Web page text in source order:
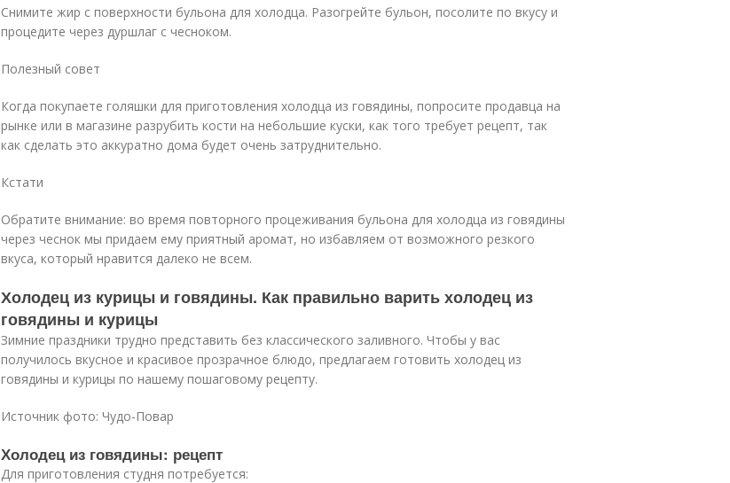
Снимите жир с поверхности бульона для холодца. Разогрейте бульон, посолите по вкусу и
процедите через дуршлаг с чесноком.
Полезный совет
Когда покупаете голяшки для приготовления холодца из говядины, попросите продавца на
рынке или в магазине разрубить кости на небольшие куски, как того требует рецепт, так
как сделать это аккуратно дома будет очень затруднительно.
Кстати
Обратите внимание: во время повторного процеживания бульона для холодца из говядины
через чеснок мы придаем ему приятный аромат, но избавляем от возможного резкого
вкуса, который нравится далеко не всем.
Холодец из курицы и говядины. Как правильно варить холодец из
говядины и курицы
Зимние праздники трудно представить без классического заливного. Чтобы у вас
получилось вкусное и красивое прозрачное блюдо, предлагаем готовить холодец из
говядины и курицы по нашему пошаговому рецепту.
Источник фото: Чудо-Повар
Холодец из говядины: рецепт
Для приготовления студня потребуется: